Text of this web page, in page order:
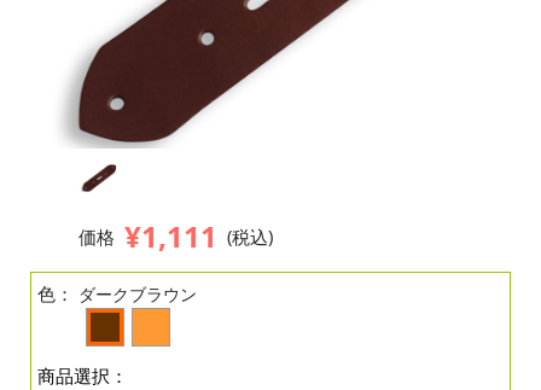
価格 ¥1,111 (税込)
色： ダークブラウン
商品選択：